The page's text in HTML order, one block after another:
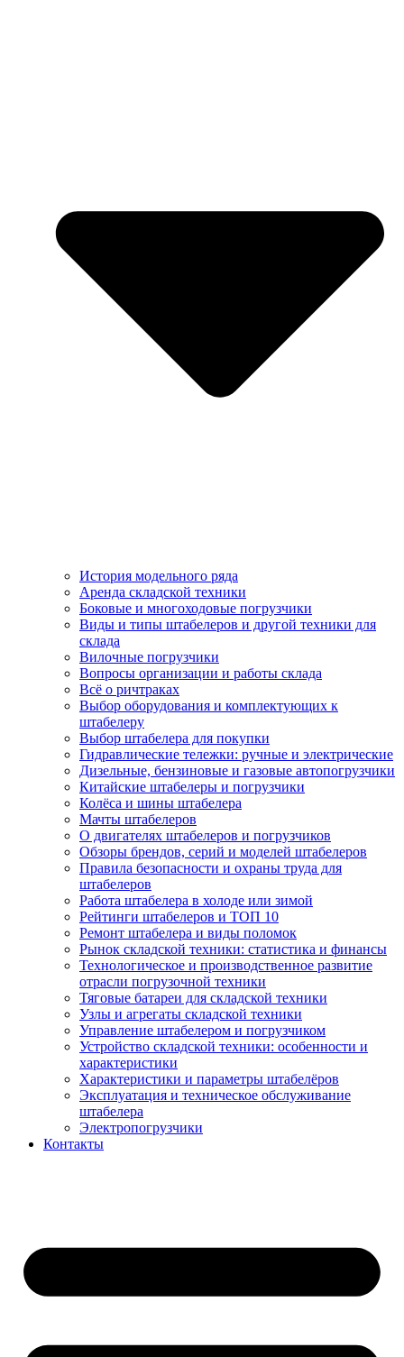
История модельного ряда
Аренда складской техники
Боковые и многоходовые погрузчики
Виды и типы штабелеров и другой техники для
склада
Вилочные погрузчики
Вопросы организации и работы склада
Всё о ричтраках
Выбор оборудования и комплектующих к
штабелеру
Выбор штабелера для покупки
Гидравлические тележки: ручные и электрические
Дизельные, бензиновые и газовые автопогрузчики
Китайские штабелеры и погрузчики
Колёса и шины штабелера
Мачты штабелеров
О двигателях штабелеров и погрузчиков
Обзоры брендов, серий и моделей штабелеров
Правила безопасности и охраны труда для
штабелеров
Работа штабелера в холоде или зимой
Рейтинги штабелеров и ТОП 10
Ремонт штабелера и виды поломок
Рынок складской техники: статистика и финансы
Технологическое и производственное развитие
отрасли погрузочной техники
Тяговые батареи для складской техники
Узлы и агрегаты складской техники
Управление штабелером и погрузчиком
Устройство складской техники: особенности и
характеристики
Характеристики и параметры штабелёров
Эксплуатация и техническое обслуживание
штабелера
Электропогрузчики
Контакты